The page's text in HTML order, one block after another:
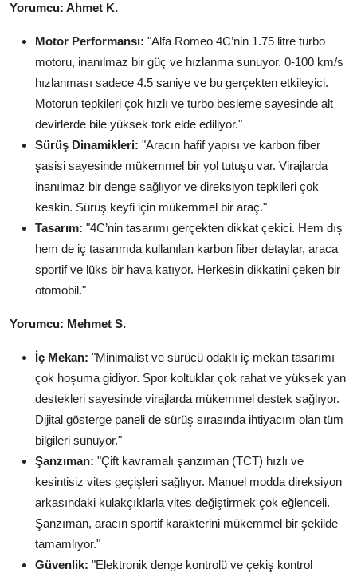
Yorumcu: Ahmet K.
Motor Performansı: "Alfa Romeo 4C’nin 1.75 litre turbo
motoru, inanılmaz bir güç ve hızlanma sunuyor. 0-100 km/s
hızlanması sadece 4.5 saniye ve bu gerçekten etkileyici.
Motorun tepkileri çok hızlı ve turbo besleme sayesinde alt
devirlerde bile yüksek tork elde ediliyor."
Sürüş Dinamikleri: "Aracın hafif yapısı ve karbon fiber
şasisi sayesinde mükemmel bir yol tutuşu var. Virajlarda
inanılmaz bir denge sağlıyor ve direksiyon tepkileri çok
keskin. Sürüş keyfi için mükemmel bir araç."
Tasarım: "4C’nin tasarımı gerçekten dikkat çekici. Hem dış
hem de iç tasarımda kullanılan karbon fiber detaylar, araca
sportif ve lüks bir hava katıyor. Herkesin dikkatini çeken bir
otomobil."
Yorumcu: Mehmet S.
İç Mekan: "Minimalist ve sürücü odaklı iç mekan tasarımı
çok hoşuma gidiyor. Spor koltuklar çok rahat ve yüksek yan
destekleri sayesinde virajlarda mükemmel destek sağlıyor.
Dijital gösterge paneli de sürüş sırasında ihtiyacım olan tüm
bilgileri sunuyor."
Şanzıman: "Çift kavramalı şanzıman (TCT) hızlı ve
kesintisiz vites geçişleri sağlıyor. Manuel modda direksiyon
arkasındaki kulakçıklarla vites değiştirmek çok eğlenceli.
Şanzıman, aracın sportif karakterini mükemmel bir şekilde
tamamlıyor."
Güvenlik: "Elektronik denge kontrolü ve çekiş kontrol